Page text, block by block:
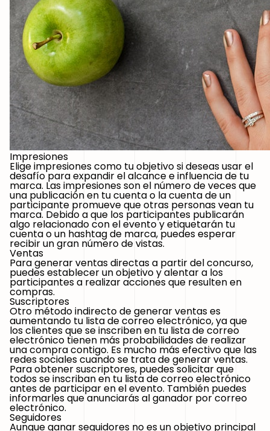
Impresiones
Elige impresiones como tu objetivo si deseas usar el
desafío para expandir el alcance e influencia de tu
marca. Las impresiones son el número de veces que
una publicación en tu cuenta o la cuenta de un
participante promueve que otras personas vean tu
marca. Debido a que los participantes publicarán
algo relacionado con el evento y etiquetarán tu
cuenta o un hashtag de marca, puedes esperar
recibir un gran número de vistas.
Ventas
Para generar ventas directas a partir del concurso,
puedes establecer un objetivo y alentar a los
participantes a realizar acciones que resulten en
compras.
Suscriptores
Otro método indirecto de generar ventas es
aumentando tu lista de correo electrónico, ya que
los clientes que se inscriben en tu lista de correo
electrónico tienen más probabilidades de realizar
una compra contigo. Es mucho más efectivo que las
redes sociales cuando se trata de generar ventas.
Para obtener suscriptores, puedes solicitar que
todos se inscriban en tu lista de correo electrónico
antes de participar en el evento. También puedes
informarles que anunciarás al ganador por correo
electrónico.
Seguidores
Aunque ganar seguidores no es un objetivo principal